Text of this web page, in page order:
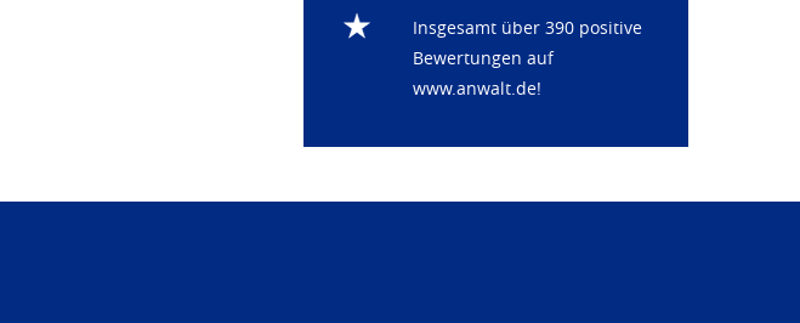
Insgesamt über 390 positive
Bewertungen auf
www.anwalt.de!